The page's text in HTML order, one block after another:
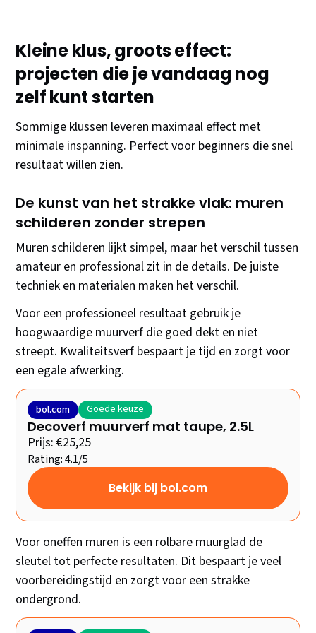
Kleine klus, groots effect:
projecten die je vandaag nog
zelf kunt starten
Sommige klussen leveren maximaal effect met
minimale inspanning. Perfect voor beginners die snel
resultaat willen zien.
De kunst van het strakke vlak: muren
schilderen zonder strepen
Muren schilderen lijkt simpel, maar het verschil tussen
amateur en professional zit in de details. De juiste
techniek en materialen maken het verschil.
Voor een professioneel resultaat gebruik je
hoogwaardige muurverf die goed dekt en niet
streept. Kwaliteitsverf bespaart je tijd en zorgt voor
een egale afwerking.
bol.com Goede keuze
Decoverf muurverf mat taupe, 2.5L
Prijs: €25,25
Rating: 4.1/5
Bekijk bij bol.com
Voor oneffen muren is een rolbare muurglad de
sleutel tot perfecte resultaten. Dit bespaart je veel
voorbereidingstijd en zorgt voor een strakke
ondergrond.